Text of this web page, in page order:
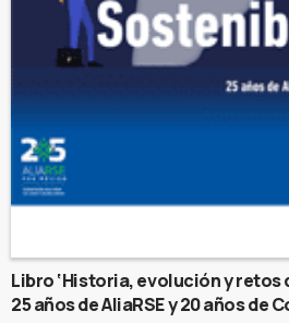
Libro ‘Historia, evolución y retos
25 años de AliaRSE y 20 años de